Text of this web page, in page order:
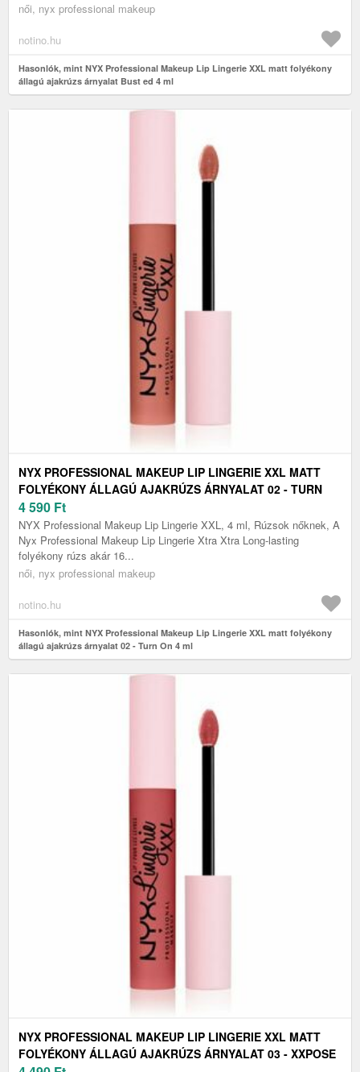
női, nyx professional makeup
notino.hu
Hasonlók, mint NYX Professional Makeup Lip Lingerie XXL matt folyékony
állagú ajakrúzs árnyalat Bust ed 4 ml
NYX PROFESSIONAL MAKEUP LIP LINGERIE XXL MATT
FOLYÉKONY ÁLLAGÚ AJAKRÚZS ÁRNYALAT 02 - TURN
ON 4 ML
4 590 Ft
NYX Professional Makeup Lip Lingerie XXL, 4 ml, Rúzsok nőknek, A
Nyx Professional Makeup Lip Lingerie Xtra Xtra Long-lasting
folyékony rúzs akár 16...
női, nyx professional makeup
notino.hu
Hasonlók, mint NYX Professional Makeup Lip Lingerie XXL matt folyékony
állagú ajakrúzs árnyalat 02 - Turn On 4 ml
NYX PROFESSIONAL MAKEUP LIP LINGERIE XXL MATT
FOLYÉKONY ÁLLAGÚ AJAKRÚZS ÁRNYALAT 03 - XXPOSE